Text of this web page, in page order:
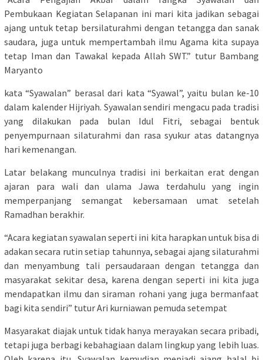
Pembukaan Kegiatan Selapanan ini mari kita jadikan sebagai
ajang untuk tetap bersilaturahmi dengan tetangga dan sanak
saudara, juga untuk mempertambah ilmu Agama kita supaya
tetap Iman dan Tawakal kepada Allah SWT.” tutur Bambang
Maryanto
kata “Syawalan” berasal dari kata “Syawal”, yaitu bulan ke-10
dalam kalender Hijriyah. Syawalan sendiri mengacu pada tradisi
yang dilakukan pada bulan Idul Fitri, sebagai bentuk
penyempurnaan silaturahmi dan rasa syukur atas datangnya
hari kemenangan.
Latar belakang munculnya tradisi ini berkaitan erat dengan
ajaran para wali dan ulama Jawa terdahulu yang ingin
memperpanjang semangat kebersamaan umat setelah
Ramadhan berakhir.
“Acara kegiatan syawalan seperti ini kita harapkan untuk bisa di
adakan secara rutin setiap tahunnya, sebagai ajang silaturahmi
dan menyambung tali persaudaraan dengan tetangga dan
masyarakat sekitar desa, karena dengan seperti ini kita juga
mendapatkan ilmu dan siraman rohani yang juga bermanfaat
bagi kita sendiri” tutur Ari kurniawan pemuda setempat
Masyarakat diajak untuk tidak hanya merayakan secara pribadi,
tetapi juga berbagi kebahagiaan dalam lingkup yang lebih luas.